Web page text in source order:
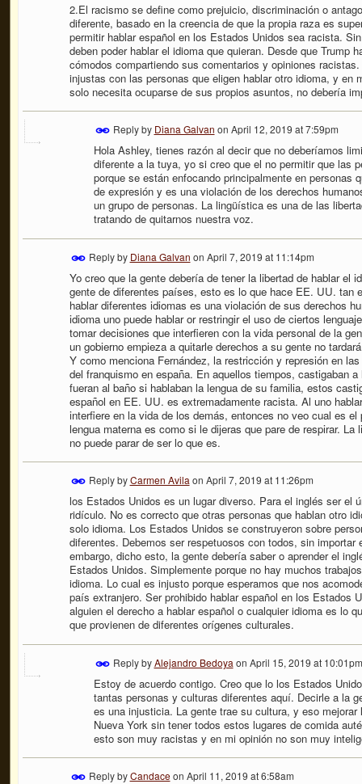
2.El racismo se define como prejuicio, discriminación o
diferente, basado en la creencia de que la propia raza es
permitir hablar español en los Estados Unidos sea racista.
deben poder hablar el idioma que quieran. Desde que Trump
cómodos compartiendo sus comentarios y opiniones
injustas con las personas que eligen hablar otro idioma, y ​​en
solo necesita ocuparse de sus propios asuntos, no debería
Reply by Diana Galvan on April 12, 2019 at 7:59pm
Hola Ashley, tienes razón al decir que no deberíamos
diferente a la tuya, yo si creo que el no permitir que las
porque se están enfocando principalmente en personas
de expresión y es una violación de los derechos
un grupo de personas. La lingüística es una de las
tratando de quitarnos nuestra voz.
Reply by Diana Galvan on April 7, 2019 at 11:14pm
Yo creo que la gente debería de tener la libertad de hablar el
gente de diferentes países, esto es lo que hace EE. UU. tan
hablar diferentes idiomas es una violación de sus derechos
idioma uno puede hablar or restringir el uso de ciertos
tomar decisiones que interfieren con la vida personal de la
un gobierno empieza a quitarle derechos a su gente no
Y como menciona Fernández, la restricción y represión en
del franquismo en españa. En aquellos tiempos, castigaban
fueran al baño si hablaban la lengua de su familia, estos
español en EE. UU. es extremadamente racista. Al uno
interfiere en la vida de los demás, entonces no veo cual es
lengua materna es como si le dijeras que pare de respirar.
no puede parar de ser lo que es.
Reply byCarmen Avila on April 7, 2019 at 11:26pm
los Estados Unidos es un lugar diverso. Para el inglés ser el
ridículo. No es correcto que otras personas que hablan otro
solo idioma. Los Estados Unidos se construyeron sobre
diferentes. Debemos ser respetuosos con todos, sin importar
embargo, dicho esto, la gente debería saber o aprender el
Estados Unidos. Simplemente porque no hay muchos
idioma. Lo cual es injusto porque esperamos que nos
país extranjero. Ser prohibido hablar español en los Estados
alguien el derecho a hablar español o cualquier idioma es lo
que provienen de diferentes orígenes culturales.
Reply byAlejandro Bedoya on April 15, 2019 at 10:01pm
Estoy de acuerdo contigo. Creo que lo los Estados
tantas personas y culturas diferentes aquí. Decirle a la
es una injusticia. La gente trae su cultura, y eso
Nueva York sin tener todos estos lugares de comida
esto son muy racistas y en mi opinión no son muy
Reply byCandaceon April 11, 2019 at 6:58am